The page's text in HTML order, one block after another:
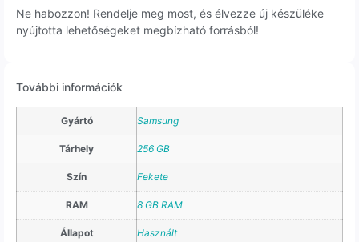
Ne habozzon! Rendelje meg most, és élvezze új készüléke
nyújtotta lehetőségeket megbízható forrásból!
További információk
Gyártó Samsung
Tárhely 256 GB
Szín Fekete
RAM 8 GB RAM
Állapot Használt